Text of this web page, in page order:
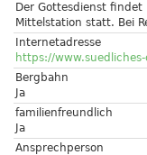
Der Gottesdienst
Mittelstation statt. Bei
Internetadresse
https://
Bergbahn
Ja
familienfreundlich
Ja
Ansprechperson